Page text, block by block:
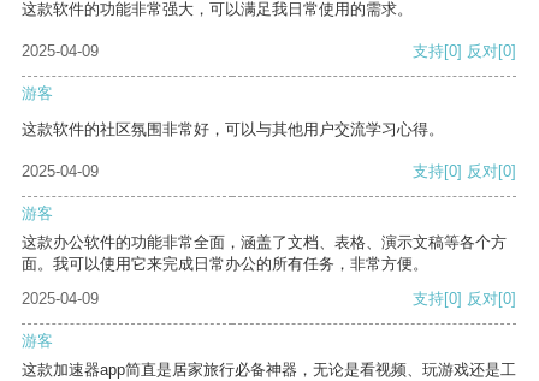
这款软件的功能非常强大，可以满足我日常使用的需求。
2025-04-09 支持[0] 反对[0]
游客
这款软件的社区氛围非常好，可以与其他用户交流学习心得。
2025-04-09 支持[0] 反对[0]
游客
这款办公软件的功能非常全面，涵盖了文档、表格、演示文稿等各个方
面。我可以使用它来完成日常办公的所有任务，非常方便。
2025-04-09
支持[0] 反对[0]
游客
这款加速器app简直是居家旅行必备神器，无论是看视频、玩游戏还是工